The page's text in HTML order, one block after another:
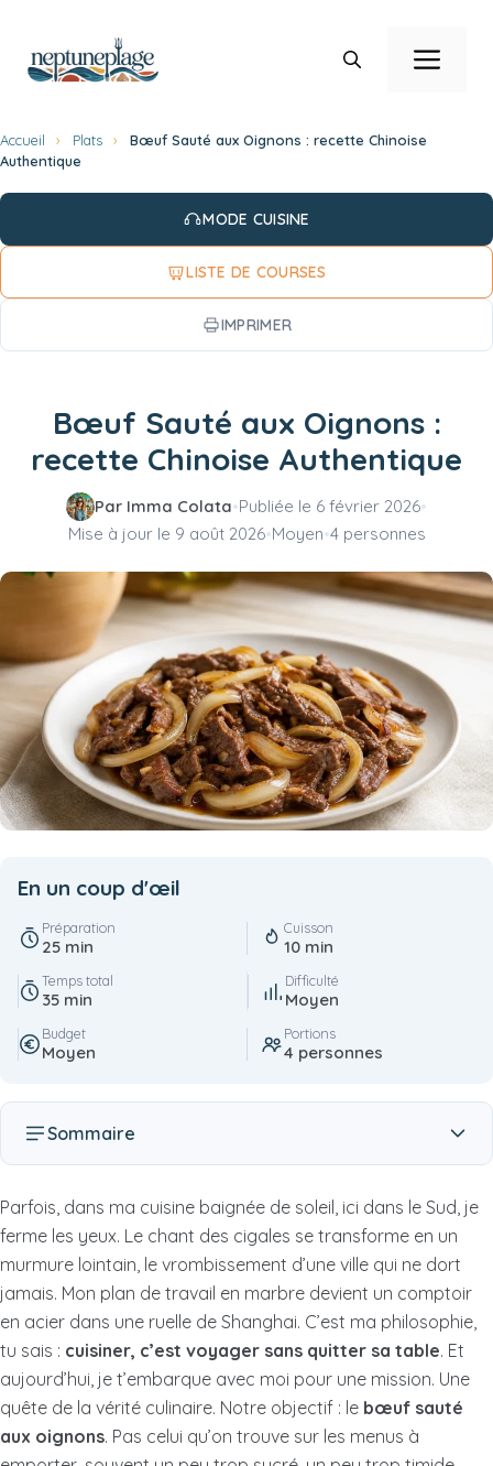
contenu
Accueil › Plats ›
Bœuf Sauté aux Oignons : recette Chinoise
Authentique
Bœuf Sauté aux Oignons :
recette Chinoise Authentique
MODE CUISINE
LISTE DE COURSES
IMPRIMER
Par Imma Colata•Publiée le 6 février 2026•
Mise à jour le 9 août 2026•Moyen•4 personnes
En un coup d'œil
Préparation
25 min
Cuisson
10 min
Temps total
35 min
Difficulté
Moyen
Budget
Moyen
Portions
4 personnes
Sommaire
Parfois, dans ma cuisine baignée de soleil, ici dans le Sud, je
ferme les yeux. Le chant des cigales se transforme en un
murmure lointain, le vrombissement d’une ville qui ne dort
jamais. Mon plan de travail en marbre devient un comptoir
en acier dans une ruelle de Shanghai. C’est ma philosophie,
tu sais : cuisiner, c’est voyager sans quitter sa table. Et
aujourd’hui, je t’embarque avec moi pour une mission. Une
quête de la vérité culinaire. Notre objectif : le bœuf sauté
aux oignons. Pas celui qu’on trouve sur les menus à